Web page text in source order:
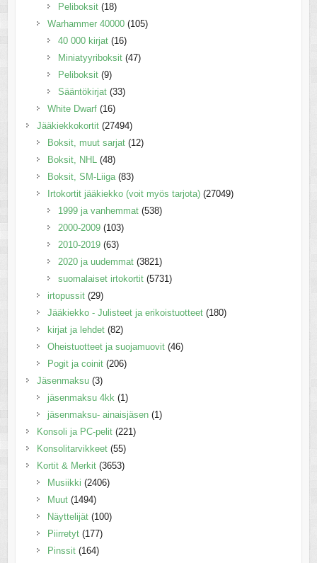
Peliboksit (18)
Warhammer 40000 (105)
40 000 kirjat (16)
Miniatyyriboksit (47)
Peliboksit (9)
Sääntökirjat (33)
White Dwarf (16)
Jääkiekkokortit (27494)
Boksit, muut sarjat (12)
Boksit, NHL
(48)
Boksit, SM-Liiga (83)
Irtokortit jääkiekko (voit myös tarjota) (27049)
1999 ja vanhemmat (538)
2000-2009 (103)
2010-2019 (63)
2020 ja uudemmat (3821)
suomalaiset irtokortit (5731)
irtopussit (29)
Jääkiekko - Julisteet ja erikoistuotteet (180)
kirjat ja lehdet (82)
Oheistuotteet ja suojamuovit (46)
Pogit ja coinit (206)
Jäsenmaksu (3)
jäsenmaksu 4kk (1)
jäsenmaksu- ainaisjäsen (1)
Konsoli ja PC-pelit (221)
Konsolitarvikkeet (55)
Kortit & Merkit (3653)
Musiikki (2406)
Muut (1494)
Näyttelijät (100)
Piirretyt (177)
Pinssit (164)